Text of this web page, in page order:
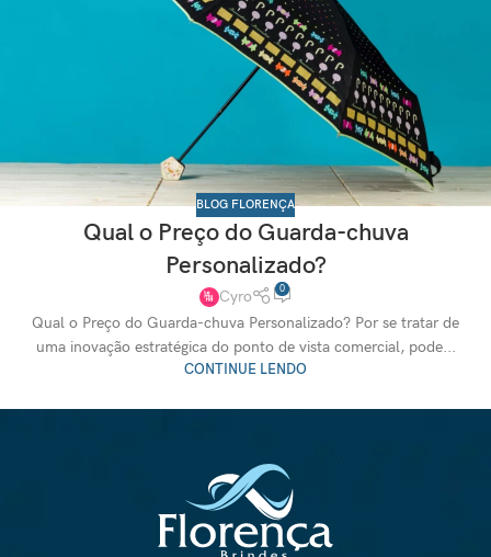
BLOG FLORENÇA
Qual o Preço do Guarda-chuva
Personalizado?
Cyro 0
Qual o Preço do Guarda-chuva Personalizado? Por se tratar de
uma inovação estratégica do ponto de vista comercial, pode...
CONTINUE LENDO